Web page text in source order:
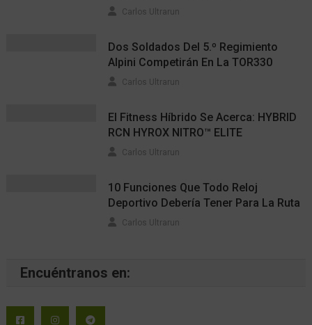
Carlos Ultrarun
Dos Soldados Del 5.º Regimiento
Alpini Competirán En La TOR330
Carlos Ultrarun
El Fitness Híbrido Se Acerca: HYBRID
RCN HYROX NITRO™ ELITE
Carlos Ultrarun
10 Funciones Que Todo Reloj
Deportivo Debería Tener Para La Ruta
Carlos Ultrarun
Encuéntranos en: